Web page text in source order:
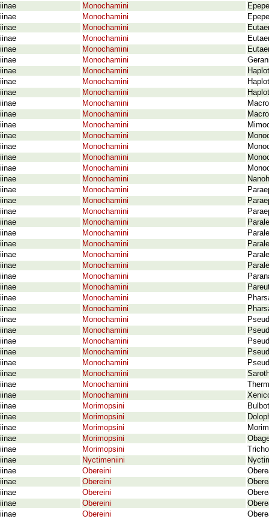
Monochamini
Monochamini
Monochamini
Monochamini
Monochamini
Monochamini
Monochamini
Monochamini
Monochamini
Monochamini
Monochamini
Monochamini
Monochamini
Monochamini
Monochamini
Monochamini
Monochamini
Monochamini
Monochamini
Monochamini
Monochamini
Monochamini
Monochamini
Monochamini
Monochamini
Monochamini
Monochamini
Monochamini
Monochamini
Monochamini
Monochamini
Monochamini
Monochamini
Monochamini
Monochamini
Monochamini
Monochamini
Morimopsini
Morimopsini
Morimopsini
Morimopsini
Morimopsini
Nyctimeniini
Obereini
Obereini
Obereini
Obereini
Obereini